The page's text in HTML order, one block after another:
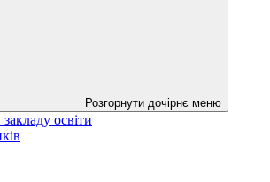
Розгорнути дочірнє меню
освіти